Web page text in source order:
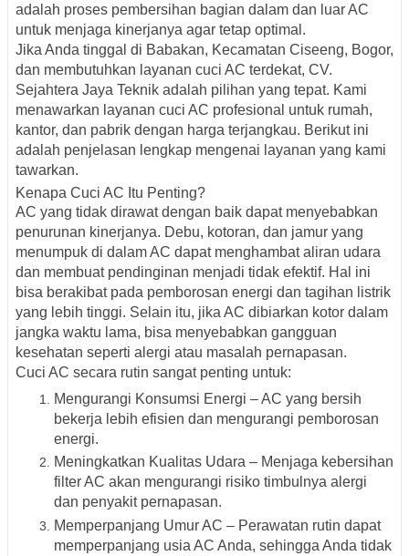
adalah proses pembersihan bagian dalam dan luar AC
untuk menjaga kinerjanya agar tetap optimal.
Jika Anda tinggal di Babakan, Kecamatan Ciseeng, Bogor,
dan membutuhkan layanan cuci AC terdekat, CV.
Sejahtera Jaya Teknik adalah pilihan yang tepat. Kami
menawarkan layanan cuci AC profesional untuk rumah,
kantor, dan pabrik dengan harga terjangkau. Berikut ini
adalah penjelasan lengkap mengenai layanan yang kami
tawarkan.
Kenapa Cuci AC Itu Penting?
AC yang tidak dirawat dengan baik dapat menyebabkan
penurunan kinerjanya. Debu, kotoran, dan jamur yang
menumpuk di dalam AC dapat menghambat aliran udara
dan membuat pendinginan menjadi tidak efektif. Hal ini
bisa berakibat pada pemborosan energi dan tagihan listrik
yang lebih tinggi. Selain itu, jika AC dibiarkan kotor dalam
jangka waktu lama, bisa menyebabkan gangguan
kesehatan seperti alergi atau masalah pernapasan.
Cuci AC secara rutin sangat penting untuk:
Mengurangi Konsumsi Energi – AC yang bersih
bekerja lebih efisien dan mengurangi pemborosan
energi.
Meningkatkan Kualitas Udara – Menjaga kebersihan
filter AC akan mengurangi risiko timbulnya alergi
dan penyakit pernapasan.
Memperpanjang Umur AC – Perawatan rutin dapat
memperpanjang usia AC Anda, sehingga Anda tidak